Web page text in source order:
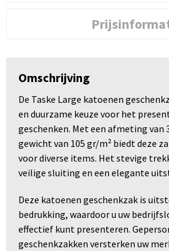
Omschrijving
De Taske Large katoenen
en duurzame keuze voor het
geschenken. Met een afmeting van
gewicht van 105 gr/m² biedt deze
voor diverse items. Het stevige
veilige sluiting en een elegante
Deze katoenen geschenkzak is
bedrukking, waardoor u uw
effectief kunt presenteren.
geschenkzakken versterken uw